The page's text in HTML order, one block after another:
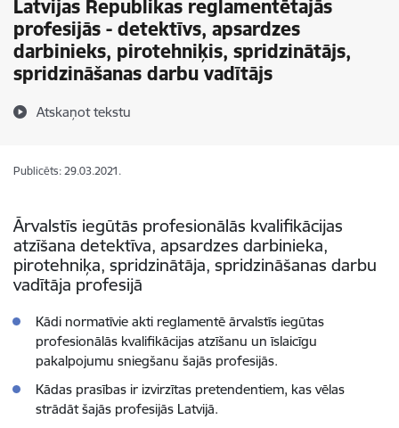
Latvijas Republikas reglamentētajās
profesijās - detektīvs, apsardzes
darbinieks, pirotehniķis, spridzinātājs,
spridzināšanas darbu vadītājs
Atskaņot tekstu
Publicēts: 29.03.2021.
Ārvalstīs iegūtās profesionālās kvalifikācijas
atzīšana detektīva, apsardzes darbinieka,
pirotehniķa, spridzinātāja, spridzināšanas darbu
vadītāja profesijā
Kādi normatīvie akti reglamentē ārvalstīs iegūtas
profesionālās kvalifikācijas atzīšanu un īslaicīgu
pakalpojumu sniegšanu šajās profesijās.
Kādas prasības ir izvirzītas pretendentiem, kas vēlas
strādāt šajās profesijās Latvijā.